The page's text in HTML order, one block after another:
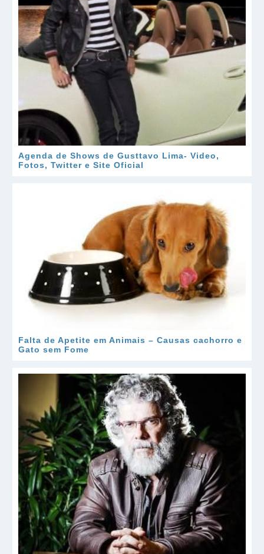
Agenda de Shows de Gusttavo Lima- Video,
Fotos, Twitter e Site Oficial
Falta de Apetite em Animais – Causas cachorro e
Gato sem Fome